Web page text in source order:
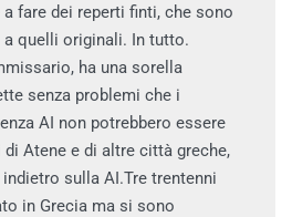
a fare dei reperti finti, che sono
quelli originali. In tutto.
ha una sorella
senza problemi che i
AI non potrebbero essere
Atene e di altre città greche,
sulla AI.Tre trentenni
in Grecia ma si sono